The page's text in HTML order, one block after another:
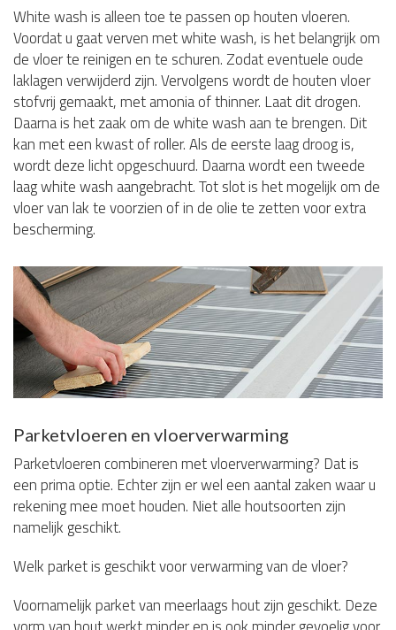
White wash is alleen toe te passen op houten vloeren.
Voordat u gaat verven met white wash, is het belangrijk om
de vloer te reinigen en te schuren. Zodat eventuele oude
laklagen verwijderd zijn. Vervolgens wordt de houten vloer
stofvrij gemaakt, met amonia of thinner. Laat dit drogen.
Daarna is het zaak om de white wash aan te brengen. Dit
kan met een kwast of roller. Als de eerste laag droog is,
wordt deze licht opgeschuurd. Daarna wordt een tweede
laag white wash aangebracht. Tot slot is het mogelijk om de
vloer van lak te voorzien of in de olie te zetten voor extra
bescherming.
Parketvloeren en vloerverwarming
Parketvloeren combineren met vloerverwarming? Dat is
een prima optie. Echter zijn er wel een aantal zaken waar u
rekening mee moet houden. Niet alle houtsoorten zijn
namelijk geschikt.
Welk parket is geschikt voor verwarming van de vloer?
Voornamelijk parket van meerlaags hout zijn geschikt. Deze